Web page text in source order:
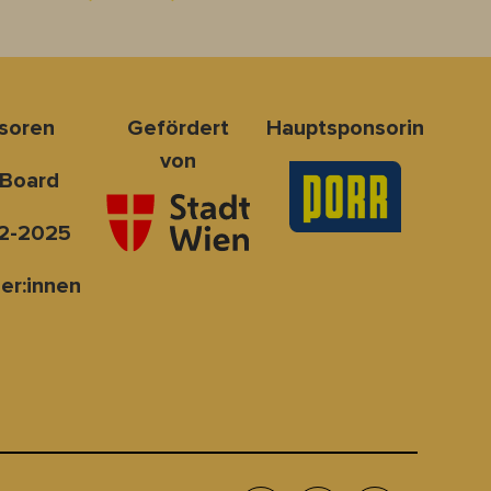
2025
Gefördert
von
Hauptsponsorin